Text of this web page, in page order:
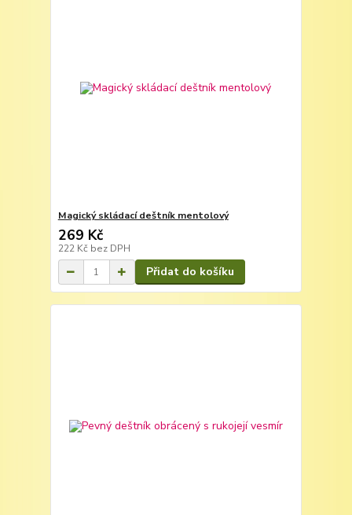
Magický skládací deštník mentolový
269 Kč
222 Kč bez DPH
Přidat do košíku